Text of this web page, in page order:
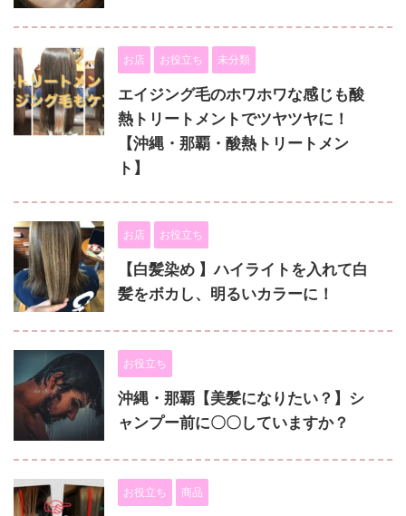
お店 お役立ち 未分類
エイジング毛のホワホワな感じも酸
熱トリートメントでツヤツヤに！
【沖縄・那覇・酸熱トリートメン
ト】
お店 お役立ち
【白髪染め 】ハイライトを入れて白
髪をボカし、明るいカラーに！
お役立ち
沖縄・那覇【美髪になりたい？】シ
ャンプー前に〇〇していますか？
お役立ち 商品